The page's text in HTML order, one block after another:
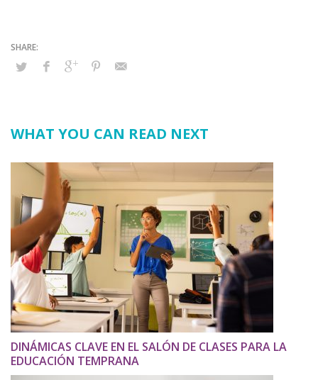
WHAT YOU CAN READ NEXT
DINÁMICAS CLAVE EN EL SALÓN DE CLASES PARA LA
EDUCACIÓN TEMPRANA